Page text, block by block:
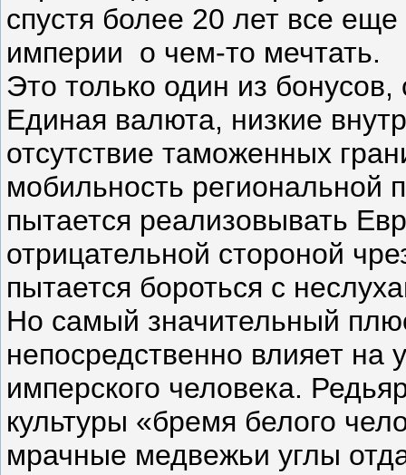
спустя более 20 лет все
империи о чем-то мечтать.
Это только один из
Единая валюта, низкие
отсутствие таможенных
мобильность региональной
пытается реализовывать
отрицательной стороной
пытается бороться с
Но самый значительный
непосредственно влияет на
имперского человека.
культуры «бремя белого
мрачные медвежьи углы